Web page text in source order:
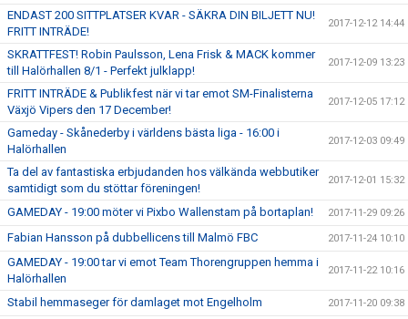
ENDAST 200 SITTPLATSER KVAR - SÄKRA DIN BILJETT NU!
FRITT INTRÄDE!
2017-12-12 14:44
SKRATTFEST! Robin Paulsson, Lena Frisk & MACK kommer
till Halörhallen 8/1 - Perfekt julklapp!
2017-12-09 13:23
FRITT INTRÄDE & Publikfest när vi tar emot SM-Finalisterna
Växjö Vipers den 17 December!
2017-12-05 17:12
Gameday - Skånederby i världens bästa liga - 16:00 i
Halörhallen
2017-12-03 09:49
Ta del av fantastiska erbjudanden hos välkända webbutiker
samtidigt som du stöttar föreningen!
2017-12-01 15:32
GAMEDAY - 19:00 möter vi Pixbo Wallenstam på bortaplan! 2017-11-29 09:26
Fabian Hansson på dubbellicens till Malmö FBC 2017-11-24 10:10
GAMEDAY - 19:00 tar vi emot Team Thorengruppen hemma i
Halörhallen
2017-11-22 10:16
Stabil hemmaseger för damlaget mot Engelholm 2017-11-20 09:38